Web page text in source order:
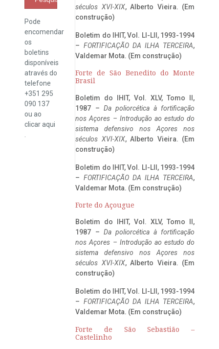
Pode
encomendar
os
boletins
disponíveis
através do
telefone
+351 295
090 137
ou ao
clicaraqui
séculos XVI-XIX, Alberto Vieira. (Em
construção)
Boletim do IHIT, Vol. LI-LII, 1993-1994
– FORTIFICAÇÃO DA ILHA TERCEIRA,
Valdemar Mota. (Em construção)
Forte de São Benedito do Monte
Brasil
Boletim do IHIT, Vol. XLV, Tomo II,
1987 – Da poliorcética à fortificação
nos Açores – Introdução ao estudo do
sistema defensivo nos Açores nos
séculos XVI-XIX, Alberto Vieira. (Em
construção)
Boletim do IHIT, Vol. LI-LII, 1993-1994
– FORTIFICAÇÃO DA ILHA TERCEIRA,
Valdemar Mota. (Em construção)
Forte do Açougue
Boletim do IHIT, Vol. XLV, Tomo II,
1987 – Da poliorcética à fortificação
nos Açores – Introdução ao estudo do
sistema defensivo nos Açores nos
séculos XVI-XIX, Alberto Vieira. (Em
construção)
Boletim do IHIT, Vol. LI-LII, 1993-1994
– FORTIFICAÇÃO DA ILHA TERCEIRA,
Valdemar Mota. (Em construção)
Forte de São Sebastião –
Castelinho